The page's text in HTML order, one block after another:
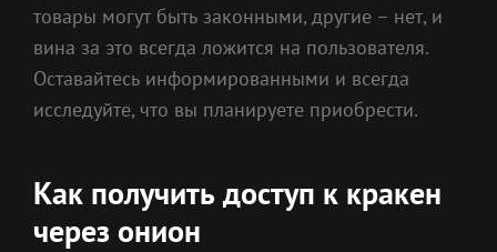
товары могут быть законными, другие – нет, и
вина за это всегда ложится на пользователя.
Оставайтесь информированными и всегда
исследуйте, что вы планируете приобрести.
Как получить доступ к кракен
через онион